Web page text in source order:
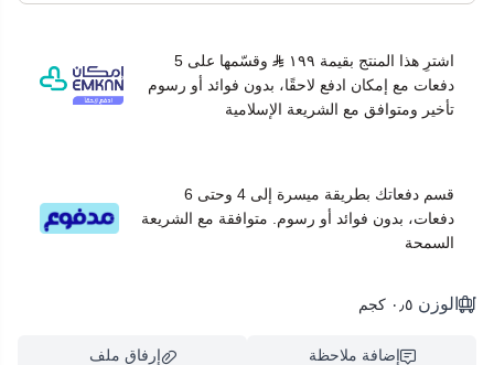
اشترِ هذا المنتج بقيمة ١٩٩
وقسّمها على 5
دفعات مع إمكان ادفع لاحقًا، بدون فوائد أو رسوم
تأخير ومتوافق مع الشريعة الإسلامية
قسم دفعاتك بطريقة ميسرة إلى 4 وحتى 6
دفعات، بدون فوائد أو رسوم. متوافقة مع الشريعة
السمحة
الوزن ٠٫٥ كجم
إضافة ملاحظة إرفاق ملف